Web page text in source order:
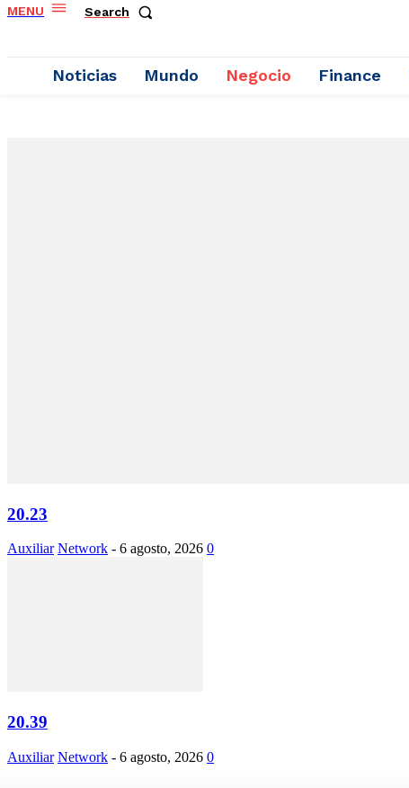
MENU Search
Noticias Mundo Negocio Finance
20.23
Auxiliar Network - 6 agosto, 2026 0
20.39
Auxiliar Network - 6 agosto, 2026 0